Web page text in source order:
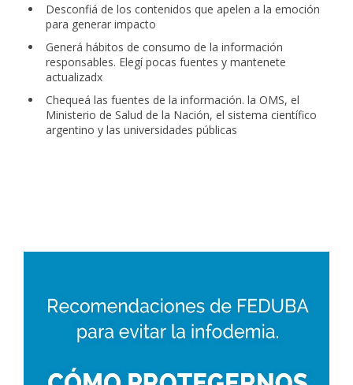
Desconfiá de los contenidos que apelen a la emoción
para generar impacto
Generá hábitos de consumo de la información
responsables. Elegí pocas fuentes y mantenete
actualizadx
Chequeá las fuentes de la información. la OMS, el
Ministerio de Salud de la Nación, el sistema científico
argentino y las universidades públicas